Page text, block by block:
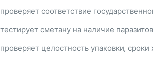
проверяет соответствие
тестирует сметану на наличие
проверяет целостность упаковки, сроки